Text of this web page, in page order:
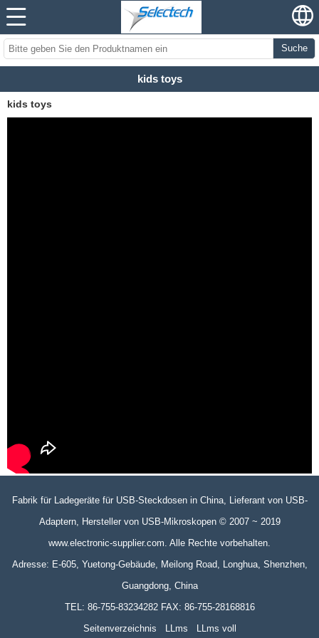
Suche
kids toys
kids toys
Fabrik für Ladegeräte für USB-Steckdosen in China, Lieferant von USB-
Adaptern, Hersteller von USB-Mikroskopen © 2007 ~ 2019
www.electronic-supplier.com. Alle Rechte vorbehalten.
Adresse: E-605, Yuetong-Gebäude, Meilong Road, Longhua, Shenzhen,
Guangdong, China
TEL: 86-755-83234282 FAX: 86-755-28168816
Seitenverzeichnis
LLms LLms voll